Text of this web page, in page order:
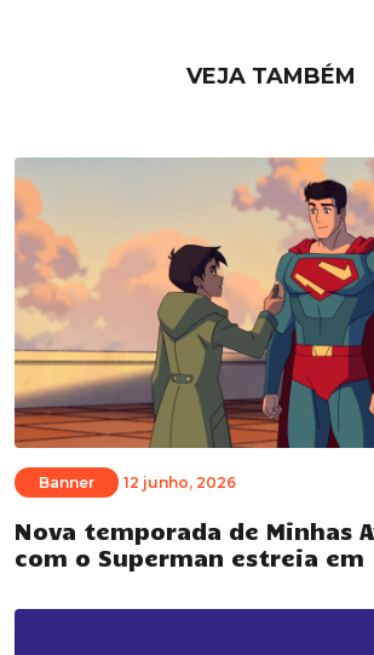
VEJA TAMBÉM
Banner 12 junho, 2026
Nova temporada de Minhas
com o Superman estreia em